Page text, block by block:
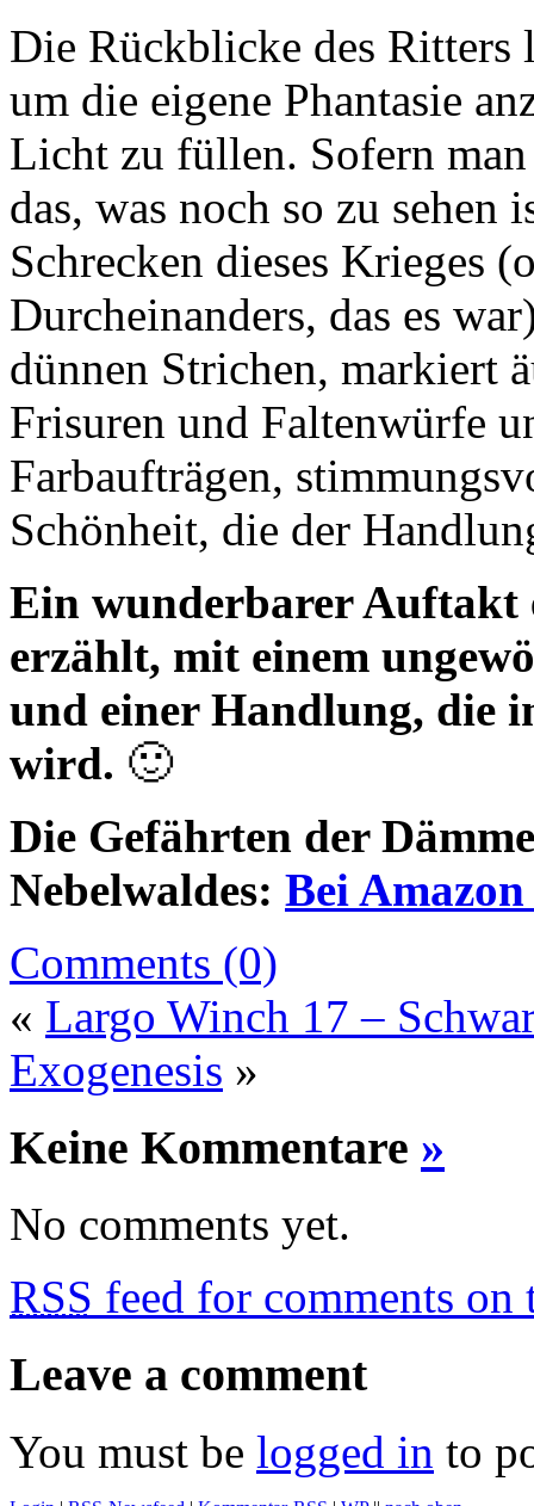
Die Rückblicke des Ritters
um die eigene Phantasie
Licht zu füllen. Sofern
das, was noch so zu
Schrecken dieses Krieges
Durcheinanders, das es
dünnen Strichen, markiert
Frisuren und Faltenwürfe
Farbaufträgen,
Schönheit, die der
Ein wunderbarer Auftakt
erzählt, mit einem
und einer Handlung, die
wird. 🙂
Die Gefährten der
Nebelwaldes: Bei
Comments (0)
« Largo Winch 17 –
Exogenesis »
Keine Kommentare »
No comments yet.
RSS feed for comments on
Leave a comment
You must be logged in to